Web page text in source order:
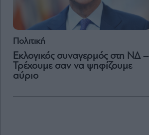
Πολιτική
Εκλογικός συναγερμός στη ΝΔ –
Τρέχουμε σαν να ψηφίζουμε
αύριο